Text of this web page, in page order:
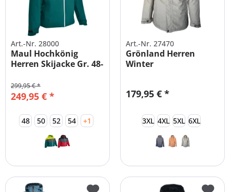
Art.-Nr. 28000
Maul Hochkönig
Herren Skijacke Gr. 48-
249,95 € *
299,95 € *
48 50 52 54 +1
Art.-Nr. 27470
Grönland Herren
Winter
179,95 € *
3XL 4XL 5XL 6XL